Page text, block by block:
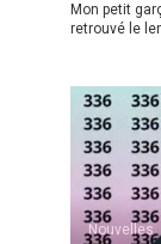
Mon petit
retrouvé le
Nouvelles